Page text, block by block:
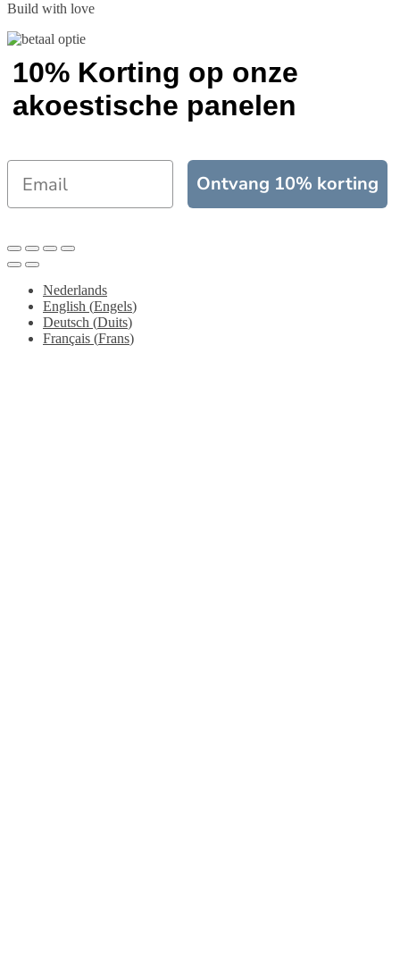
Build with love
10% Korting op onze
akoestische panelen
Ontvang 10% korting
Nederlands
English (Engels)
Deutsch (Duits)
Français (Frans)